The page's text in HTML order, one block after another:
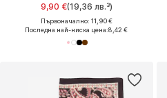
9,90 €(19,36 лв.³)
Първоначално: 11,90 €
Последна най-ниска цена:8,42 €